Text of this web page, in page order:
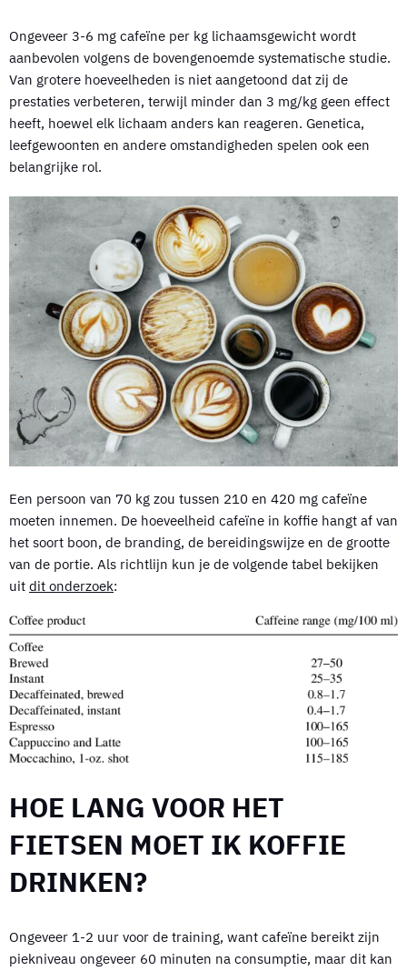
Ongeveer 3-6 mg cafeïne per kg lichaamsgewicht wordt
aanbevolen volgens de bovengenoemde systematische studie.
Van grotere hoeveelheden is niet aangetoond dat zij de
prestaties verbeteren, terwijl minder dan 3 mg/kg geen effect
heeft, hoewel elk lichaam anders kan reageren. Genetica,
leefgewoonten en andere omstandigheden spelen ook een
belangrijke rol.
Een persoon van 70 kg zou tussen 210 en 420 mg cafeïne
moeten innemen. De hoeveelheid cafeïne in koffie hangt af van
het soort boon, de branding, de bereidingswijze en de grootte
van de portie. Als richtlijn kun je de volgende tabel bekijken
uit dit onderzoek:
HOE LANG VOOR HET
FIETSEN MOET IK KOFFIE
DRINKEN?
Ongeveer 1-2 uur voor de training, want cafeïne bereikt zijn
piekniveau ongeveer 60 minuten na consumptie, maar dit kan